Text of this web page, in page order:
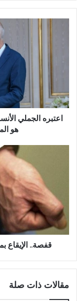
اعتبره الجملي
هو
قفصة.. الإيقاع
مقالات ذات صلة